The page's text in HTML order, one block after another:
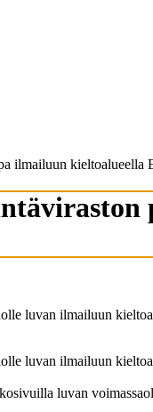
ilmailuun kieltoalueella
luvan ilmailuun
luvan ilmailuun
luvan